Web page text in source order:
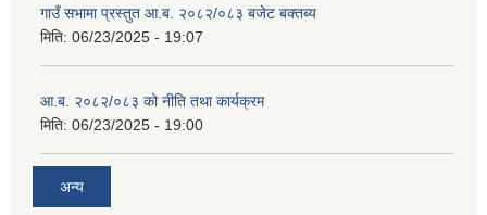
गाउँ सभामा प्रस्तुत आ.ब. २०८२/०८३ बजेट बक्तब्य
मिति: 06/23/2025 - 19:07
आ.ब. २०८२/०८३ को नीति तथा कार्यक्रम
मिति: 06/23/2025 - 19:00
अन्य